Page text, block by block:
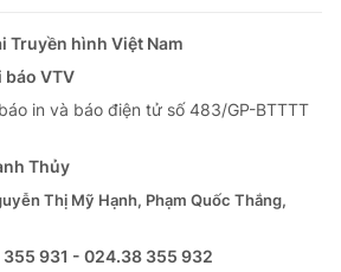
báo VTV
Truyền hình Việt Nam
báo VTV
in và báo điện tử số 483/GP-BTTTT
Thủy
Thị Mỹ Hạnh, Phạm Quốc Thắng,
931 - 024.38 355 932